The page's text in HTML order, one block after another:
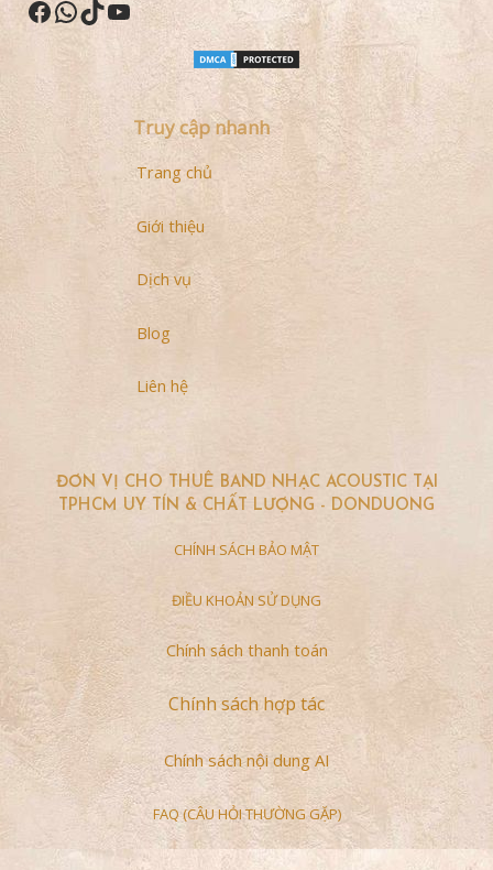
Facebook
WhatsApp
TikTok
YouTube
Truy cập nhanh
Trang chủ
Giới thiệu
Dịch vụ
Blog
Liên hệ
ĐƠN VỊ CHO THUÊ BAND NHẠC ACOUSTIC TẠI
TPHCM UY TÍN & CHẤT LƯỢNG - DONDUONG
CHÍNH SÁCH BẢO MẬT
ĐIỀU KHOẢN SỬ DỤNG
Chính sách thanh toán
Chính sách hợp tác
Chính sách nội dung AI
FAQ (CÂU HỎI THƯỜNG GẶP)